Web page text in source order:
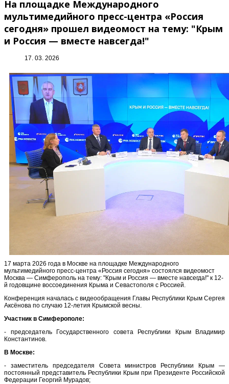
На площадке Международного
мультимедийного пресс-центра «Россия
сегодня» прошел видеомост на тему: "Крым
и Россия — вместе навсегда!"
17. 03. 2026
17 марта 2026 года в Москве на площадке Международного
мультимедийного пресс-центра «Россия сегодня» состоялся видеомост
Москва — Симферополь на тему: "Крым и Россия — вместе навсегда!" к 12-
й годовщине воссоединения Крыма и Севастополя с Россией.
Конференция началась с видеообращения Главы Республики Крым Сергея
Аксёнова по случаю 12-летия Крымской весны.
Участник в Симферополе:
- председатель Государственного совета Республики Крым Владимир
Константинов.
В Москве:
- заместитель председателя Совета министров Республики Крым —
постоянный представитель Республики Крым при Президенте Российской
Федерации Георгий Мурадов;